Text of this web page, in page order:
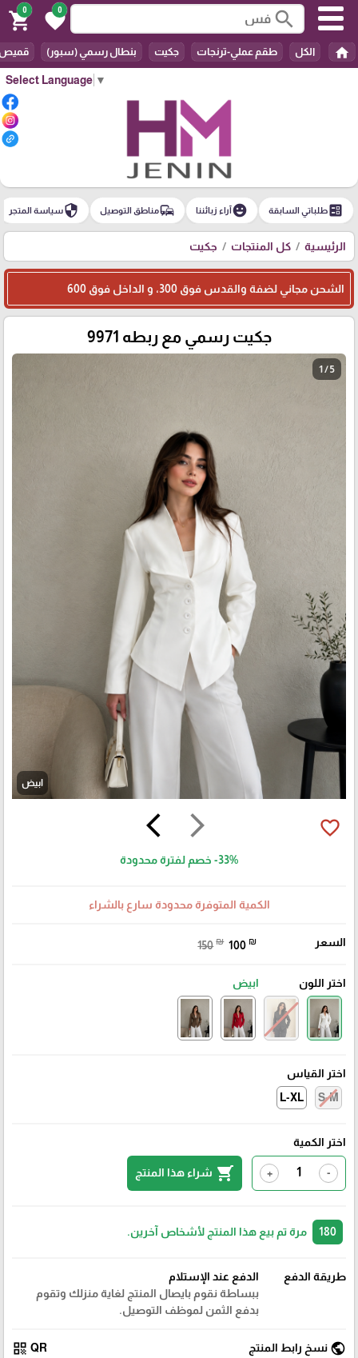
Select Language ▼
search
0
favorite
0
shopping_cart
home الكل طقم عملي-ترنجات جكيت بنطال رسمي (سبور)
ballotطلباتي السابقة emoji_emotionsآراء زبائننا commuteمناطق التوصيل securityسياسة المتجر
الرئيسية كل المنتجات جكيت
الشحن مجاني لضفة والقدس فوق 300، و الداخل فوق 600
جكيت رسمي مع ربطه 9971
1 / 5
ابيض
arrow_forward_ios
arrow_back_ios favorite_border
-33% خصم لفترة محدودة
الكمية المتوفرة محدودة سارع بالشراء
السعر 150 ₪ 100 ₪
اختر اللون ابيض
اختر القياس
S-M
L-XL
اختر الكمية
-
+
shopping_cart شراء هذا المنتج
مرة تم بيع هذا المنتج لأشخاص آخرين.
طريقة الدفع
الدفع عند الإستلام
ببساطة نقوم بايصال المنتج لغاية منزلك وتقوم
بدفع الثمن لموظف التوصيل.
public نسخ رابط المنتج QR
qr_code